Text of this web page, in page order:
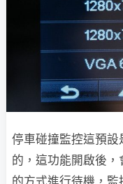
停車碰撞監控這預
的，這功能開啟後
的方式進行待機，